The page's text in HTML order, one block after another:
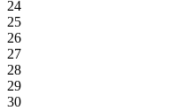
24
25
26
27
28
29
30